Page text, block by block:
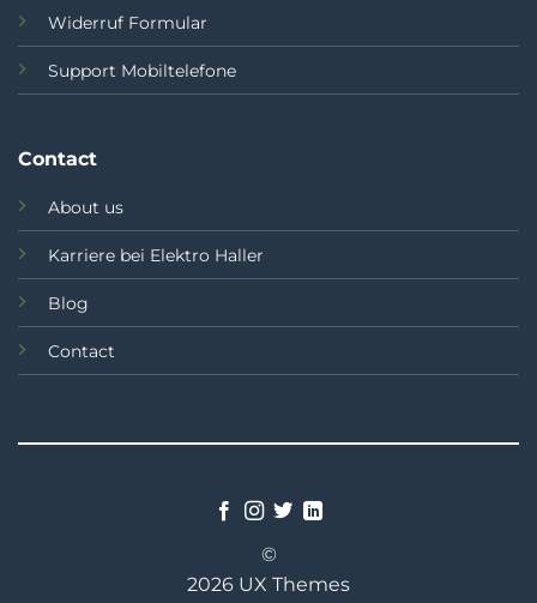
Widerruf Formular
Support Mobiltelefone
Contact
About us
Karriere bei Elektro Haller
Blog
Contact
©
2026 UX Themes